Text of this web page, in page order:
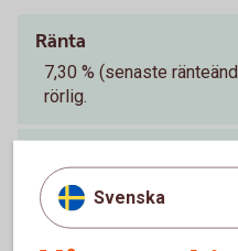
Ränta
7,30 % (senaste
rörlig.
20 000 - 350 000 kr
Återbetalningstid
Svenska